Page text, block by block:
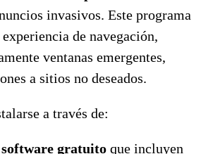
invasivos. Este programa
de navegación,
ventanas emergentes,
a sitios no deseados.
a través de:
software gratuito que incluyen